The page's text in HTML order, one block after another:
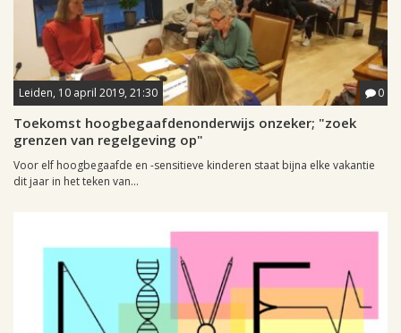
Leiden, 10 april 2019, 21:30 0
Toekomst hoogbegaafdenonderwijs onzeker; "zoek
grenzen van regelgeving op"
Voor elf hoogbegaafde en -sensitieve kinderen staat bijna elke vakantie
dit jaar in het teken van...